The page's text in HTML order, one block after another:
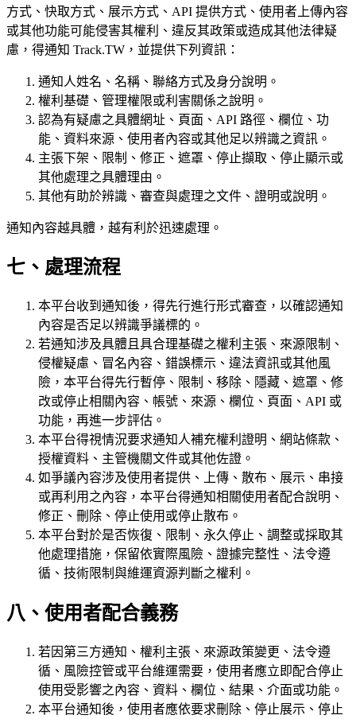
方式、快取方式、展示方式、API 提供方式、使用者上傳內容
或其他功能可能侵害其權利、違反其政策或造成其他法律疑
慮，得通知 Track.TW，並提供下列資訊：
通知人姓名、名稱、聯絡方式及身分說明。
權利基礎、管理權限或利害關係之說明。
認為有疑慮之具體網址、頁面、API 路徑、欄位、功
能、資料來源、使用者內容或其他足以辨識之資訊。
主張下架、限制、修正、遮罩、停止擷取、停止顯示或
其他處理之具體理由。
其他有助於辨識、審查與處理之文件、證明或說明。
通知內容越具體，越有利於迅速處理。
七、處理流程
本平台收到通知後，得先行進行形式審查，以確認通知
內容是否足以辨識爭議標的。
若通知涉及具體且具合理基礎之權利主張、來源限制、
侵權疑慮、冒名內容、錯誤標示、違法資訊或其他風
險，本平台得先行暫停、限制、移除、隱藏、遮罩、修
改或停止相關內容、帳號、來源、欄位、頁面、API 或
功能，再進一步評估。
本平台得視情況要求通知人補充權利證明、網站條款、
授權資料、主管機關文件或其他佐證。
如爭議內容涉及使用者提供、上傳、散布、展示、串接
或再利用之內容，本平台得通知相關使用者配合說明、
修正、刪除、停止使用或停止散布。
本平台對於是否恢復、限制、永久停止、調整或採取其
他處理措施，保留依實際風險、證據完整性、法令遵
循、技術限制與維運資源判斷之權利。
八、使用者配合義務
若因第三方通知、權利主張、來源政策變更、法令遵
循、風險控管或平台維運需要，使用者應立即配合停止
使用受影響之內容、資料、欄位、結果、介面或功能。
本平台通知後，使用者應依要求刪除、停止展示、停止